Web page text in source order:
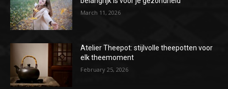
March 11, 2026
Atelier Theepot: stijlvolle theepotten voor
elk theemoment
February 25, 2026